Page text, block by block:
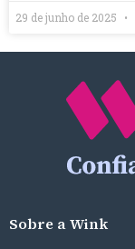
29 de junho de 2025
Sobre a Wink